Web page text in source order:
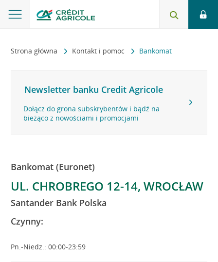
Strona główna Kontakt i pomoc Bankomat
Newsletter banku Credit Agricole
Dołącz do grona subskrybentów i bądź na
bieżąco z nowościami i promocjami
Bankomat (Euronet)
UL. CHROBREGO 12-14, WROCŁAW
Santander Bank Polska
Czynny:
Pn.-Niedz.: 00:00-23:59